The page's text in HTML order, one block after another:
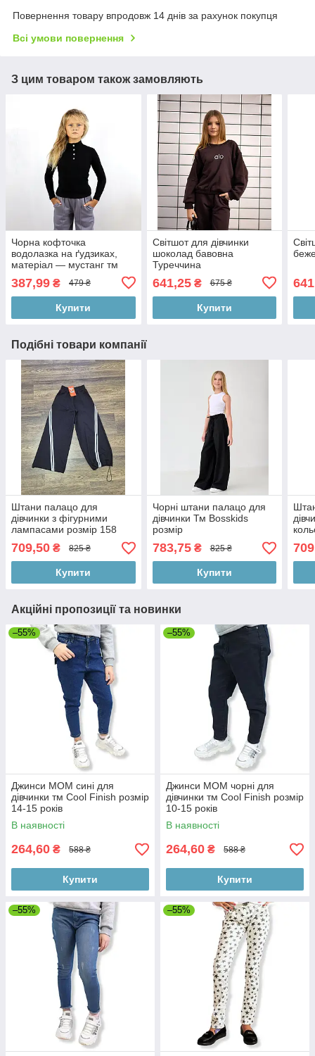
Повернення товару впродовж 14 днів за рахунок покупця
Всі умови повернення
З цим товаром також замовляють
Чорна кофточка
водолазка на ґудзиках,
матеріал — мустанг тм
387,99 ₴ 479 ₴
Купити
Світшот для дівчинки
шоколад бавовна
Туреччина
641,25₴ 675 ₴
Купити
Подібні товари компанії
Штани палацо для
дівчинки з фігурними
лампасами розмір 158
709,50 ₴ 825 ₴
Купити
Чорні штани палацо для
дівчинки Тм Bosskids
розмір
783,75₴ 825 ₴
Купити
128
Акційні пропозиції та новинки
–55%
Джинси МОМ сині для
дівчинки тм Cool Finish розмір
14-15 років
В наявності
264,60 ₴ 588 ₴
Купити
–55%
Джинси МОМ чорні для
дівчинки тм Cool Finish розмір
10-15 років
В наявності
264,60 ₴ 588 ₴
Купити
–55% –55%